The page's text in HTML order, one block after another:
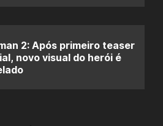
2: Após primeiro teaser
novo visual do herói é